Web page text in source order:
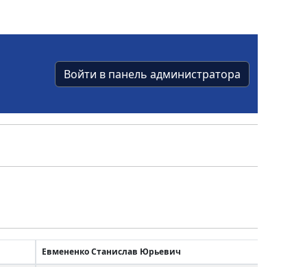
Войти в панель администратора
Евмененко Станислав Юрьевич